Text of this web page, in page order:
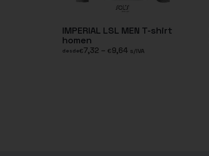
IMPERIAL LSL MEN T-shirt
homen
desde€7,32 – €9,64 s/IVA